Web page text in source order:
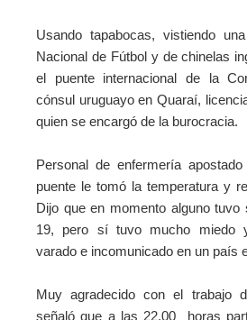
Usando tapabocas, vistiendo
Nacional de Fútbol y de chinelas
el puente internacional de la
cónsul uruguayo en Quaraí,
quien se encargó de la burocracia.
Personal de enfermería
puente le tomó la temperatura y
Dijo que en momento alguno
19, pero sí tuvo mucho miedo
varado e incomunicado en un país
Muy agradecido con el trabajo
señaló que a las 22.00 horas